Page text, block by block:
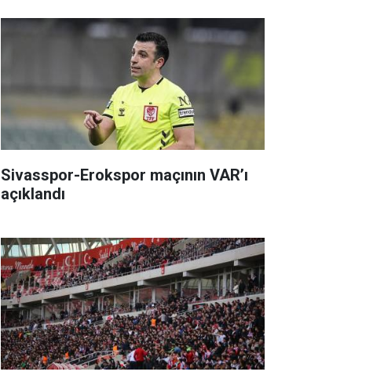
Sivasspor-Erokspor maçının VAR’ı
açıklandı